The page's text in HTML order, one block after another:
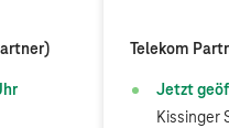
Telekom
Jetzt
Kissinger